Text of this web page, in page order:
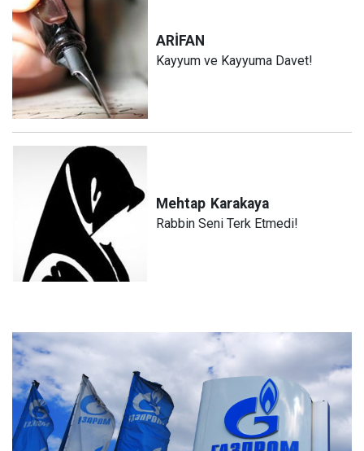
ARİFAN
Kayyum ve Kayyuma Davet!
Mehtap Karakaya
Rabbin Seni Terk Etmedi!